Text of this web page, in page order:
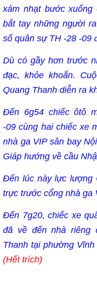
xám nhạt bước
bắt tay những người
số quân sự TH -28 -09
Dù có gầy hơn trước
đạc, khỏe khoắn.
Quang Thanh diễn ra
Đến 6g54 chiếc ôtô
-09 cùng hai chiếc xe
nhà ga VIP sân bay
Giáp hướng về cầu
Đến lúc này lực lượng
trực trước cổng nhà ga
Đến 7g20, chiếc xe
đã về đến nhà riêng
Thanh tại phường
(Hết trích)